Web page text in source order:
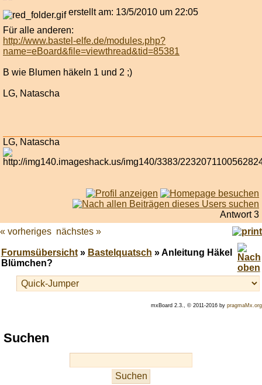
erstellt am: 13/5/2010 um 22:05
Für alle anderen:
http://www.bastel-elfe.de/modules.php?
name=eBoard&file=viewthread&tid=85381
B wie Blumen häkeln 1 und 2 ;)
LG, Natascha
LG, Natascha
Antwort 3
« vorheriges nächstes »
Forumsübersicht» Bastelquatsch » Anleitung Häkel
Blümchen?
mxBoard 2.3., © 2011-2016 by pragmaMx.org
Play
best
Suchen